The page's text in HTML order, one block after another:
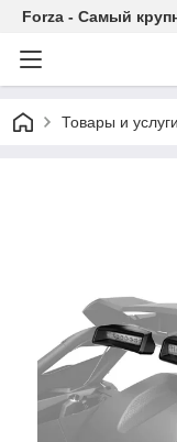
Forza - Самый
Товары и услуги